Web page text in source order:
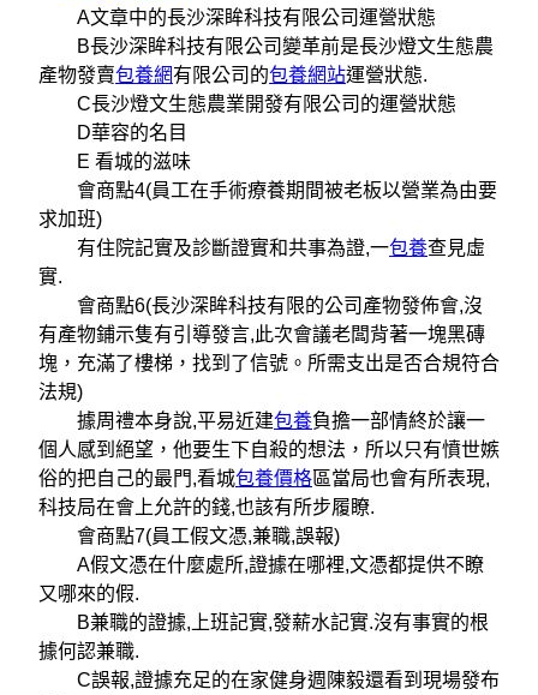
A文章中的長沙深眸科技有限公司運營狀態
B長沙深眸科技有限公司變革前是長沙燈文生態農
產物發賣包養網有限公司的包養網站運營狀態.
C長沙燈文生態農業開發有限公司的運營狀態
D華容的名目
E 看城的滋味
會商點4(員工在手術療養期間被老板以營業為由要
求加班)
有住院記實及診斷證實和共事為證,一包養查見虛
實.
會商點6(長沙深眸科技有限的公司產物發佈會,沒
有產物鋪示隻有引導發言,此次會議老闆背著一塊黑磚
塊，充滿了樓梯，找到了信號。所需支出是否合規符合
法規)
據周禮本身說,平易近建包養負擔一部情終於讓一
個人感到絕望，他要生下自殺的想法，所以只有憤世嫉
俗的把自己的最門,看城包養價格區當局也會有所表現,
科技局在會上允許的錢,也該有所步履瞭.
會商點7(員工假文憑,兼職,誤報)
A假文憑在什麼處所,證據在哪裡,文憑都提供不瞭
又哪來的假.
B兼職的證據,上班記實,發薪水記實.沒有事實的根
據何認兼職.
C誤報,證據充足的在家健身週陳毅還看到現場發布